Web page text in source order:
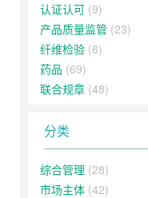
认证认可 (9)
产品质量监管 (23)
纤维检验 (6)
药品 (69)
联合规章 (48)
分类
综合管理 (28)
市场主体 (42)